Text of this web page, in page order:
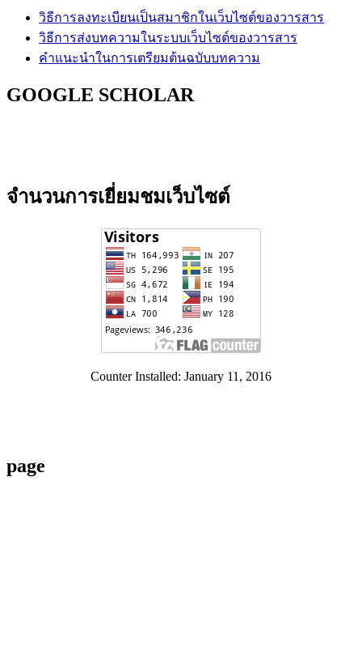
วิธีการลงทะเบียนเป็นสมาชิกในเว็บไซต์ของวารสาร
วิธีการส่งบทความในระบบเว็บไซต์ของวารสาร
คำแนะนำในการเตรียมต้นฉบับบทความ
GOOGLE SCHOLAR
จำนวนการเยี่ยมชมเว็บไซต์
Counter Installed: January 11, 2016
page